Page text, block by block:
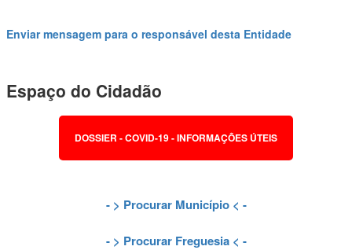
Enviar mensagem para o responsável desta Entidade
Espaço do Cidadão
DOSSIER - COVID-19 - INFORMAÇÕES ÚTEIS
- > Procurar Município< -
- > Procurar Freguesia< -